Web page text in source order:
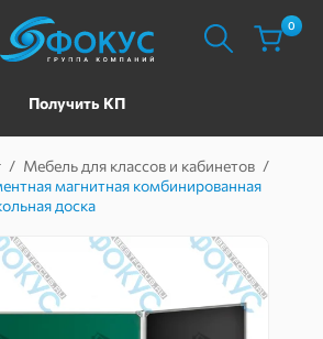
Получить КП
0
/ Мебель для классов и кабинетов /
магнитная комбинированная
доска